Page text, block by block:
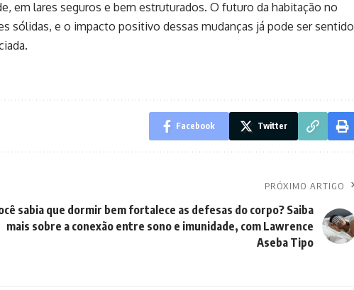
em lares seguros e bem estruturados. O futuro da habitação no
sólidas, e o impacto positivo dessas mudanças já pode ser sentido
Facebook Twitter
PRÓXIMO ARTIGO
sabia que dormir bem fortalece as defesas do corpo? Saiba
mais sobre a conexão entre sono e imunidade, com Lawrence
Aseba Tipo